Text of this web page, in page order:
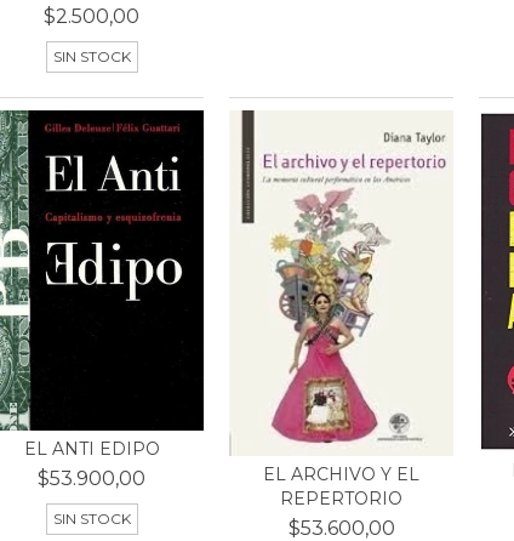
$2.500,00
SIN STOCK
EL ANTI EDIPO
$53.900,00
SIN STOCK
EL ARCHIVO Y EL
REPERTORIO
$53.600,00